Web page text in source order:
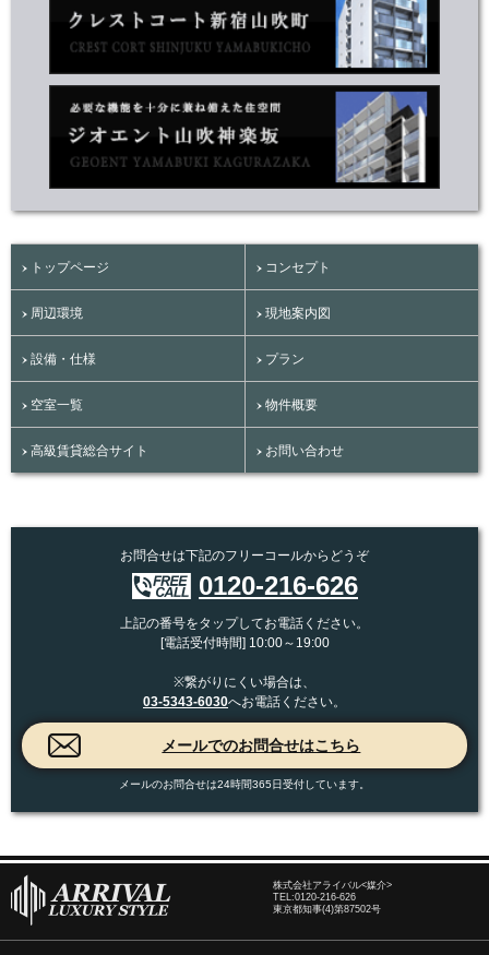
トップページ コンセプト
周辺環境 現地案内図
設備・仕様 プラン
空室一覧 物件概要
高級賃貸総合サイト お問い合わせ
お問合せは下記のフリーコールからどうぞ
0120-216-626
上記の番号をタップしてお電話ください。
[電話受付時間] 10:00～19:00
※繋がりにくい場合は、
03-5343-6030へお電話ください。
メールのお問合せは24時間365日受付しています。
株式会社アライバル<媒介>
TEL:0120-216-626
東京都知事(4)第87502号